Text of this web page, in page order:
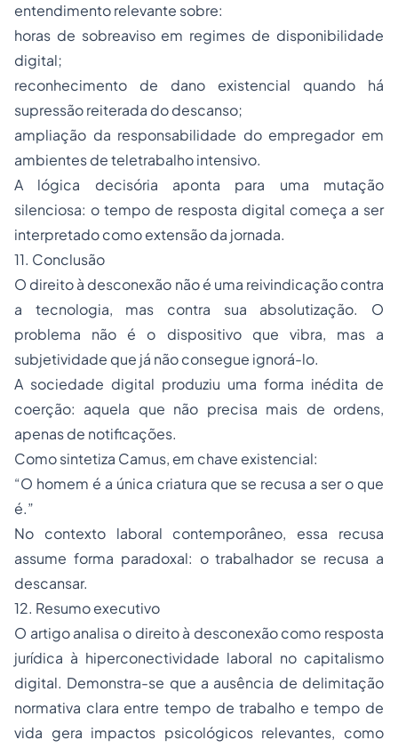
entendimento relevante sobre:
horas de sobreaviso em regimes de disponibilidade
digital;
reconhecimento de dano existencial quando há
supressão reiterada do descanso;
ampliação da responsabilidade do empregador em
ambientes de teletrabalho intensivo.
A lógica decisória aponta para uma mutação
silenciosa: o tempo de resposta digital começa a ser
interpretado como extensão da jornada.
11. Conclusão
O direito à desconexão não é uma reivindicação contra
a tecnologia, mas contra sua absolutização. O
problema não é o dispositivo que vibra, mas a
subjetividade que já não consegue ignorá-lo.
A sociedade digital produziu uma forma inédita de
coerção: aquela que não precisa mais de ordens,
apenas de notificações.
Como sintetiza Camus, em chave existencial:
“O homem é a única criatura que se recusa a ser o que
é.”
No contexto laboral contemporâneo, essa recusa
assume forma paradoxal: o trabalhador se recusa a
descansar.
12. Resumo executivo
O artigo analisa o direito à desconexão como resposta
jurídica à hiperconectividade laboral no capitalismo
digital. Demonstra-se que a ausência de delimitação
normativa clara entre tempo de trabalho e tempo de
vida gera impactos psicológicos relevantes, como